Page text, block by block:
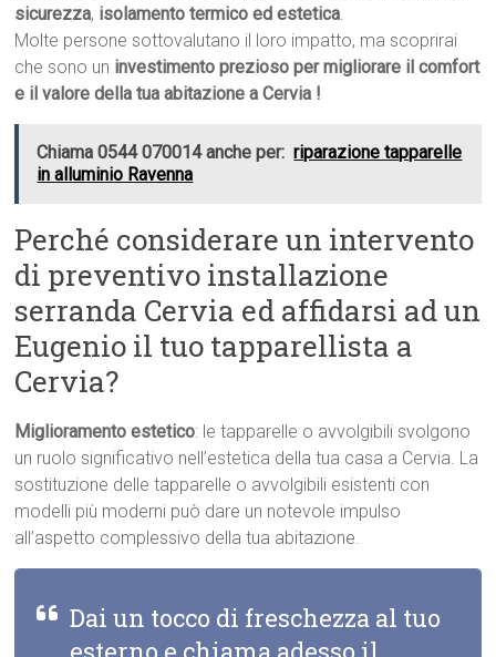
sicurezza, isolamento termico ed estetica.
Molte persone sottovalutano il loro impatto, ma scoprirai
che sono un investimento prezioso per migliorare il comfort
e il valore della tua abitazione a Cervia !
Chiama 0544 070014 anche per: riparazione tapparelle
in alluminio Ravenna
Perché considerare un intervento
di preventivo installazione
serranda Cervia ed affidarsi ad un
Eugenio il tuo tapparellista a
Cervia?
Miglioramento estetico: le tapparelle o avvolgibili svolgono
un ruolo significativo nell’estetica della tua casa a Cervia. La
sostituzione delle tapparelle o avvolgibili esistenti con
modelli più moderni può dare un notevole impulso
all’aspetto complessivo della tua abitazione.
Dai un tocco di freschezza al tuo